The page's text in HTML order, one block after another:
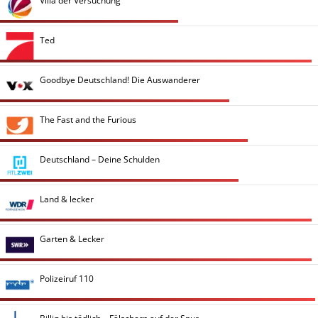
Ted
Goodbye Deutschland! Die Auswanderer
The Fast and the Furious
Deutschland – Deine Schulden
Land & lecker
Garten & Lecker
Polizeiruf 110